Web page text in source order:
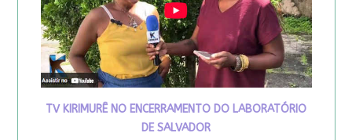
TV KIRIMURÊ NO ENCERRAMENTO DO LABORATÓRIO
DE SALVADOR